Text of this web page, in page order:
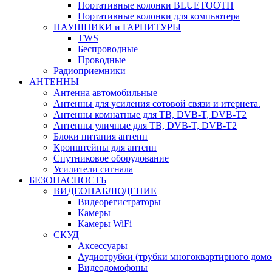
Портативные колонки BLUETOOTH
Портативные колонки для компьютера
НАУШНИКИ и ГАРНИТУРЫ
TWS
Беспроводные
Проводные
Радиоприемники
АНТЕННЫ
Антенна автомобильные
Антенны для усиления сотовой связи и итернета.
Антенны комнатные для ТВ, DVB-T, DVB-T2
Антенны уличные для ТВ, DVB-T, DVB-T2
Блоки питания антенн
Кронштейны для антенн
Спутниковое оборудование
Усилители сигнала
БЕЗОПАСНОСТЬ
ВИДЕОНАБЛЮДЕНИЕ
Видеорегистраторы
Камеры
Камеры WiFi
СКУД
Аксессуары
Аудиотрубки (трубки многоквартирного
Видеодомофоны